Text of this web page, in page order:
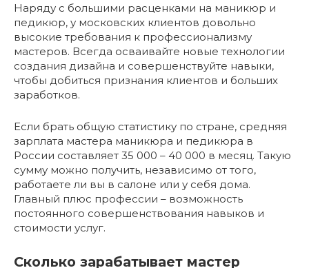
Наряду с большими расценками на маникюр и
педикюр, у московских клиентов довольно
высокие требования к профессионализму
мастеров. Всегда осваивайте новые технологии
создания дизайна и совершенствуйте навыки,
чтобы добиться признания клиентов и больших
заработков.
Если брать общую статистику по стране, средняя
зарплата мастера маникюра и педикюра в
России составляет 35 000 – 40 000 в месяц. Такую
сумму можно получить, независимо от того,
работаете ли вы в салоне или у себя дома.
Главный плюс профессии – возможность
постоянного совершенствования навыков и
стоимости услуг.
Сколько зарабатывает мастер